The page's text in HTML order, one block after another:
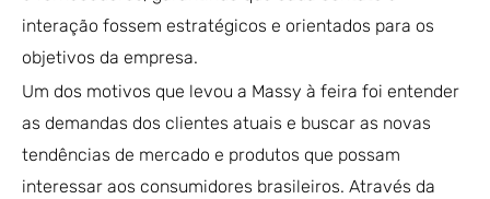
interação fossem estratégicos e orientados para os
objetivos da empresa.
Um dos motivos que levou a Massy à feira foi entender
as demandas dos clientes atuais e buscar as novas
tendências de mercado e produtos que possam
interessar aos consumidores brasileiros. Através da